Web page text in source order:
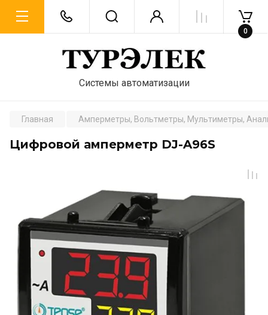
Системы автоматизации
0
Главная Амперметры, Вольтметры, Мультиметры,
Цифровой амперметр DJ-A96S